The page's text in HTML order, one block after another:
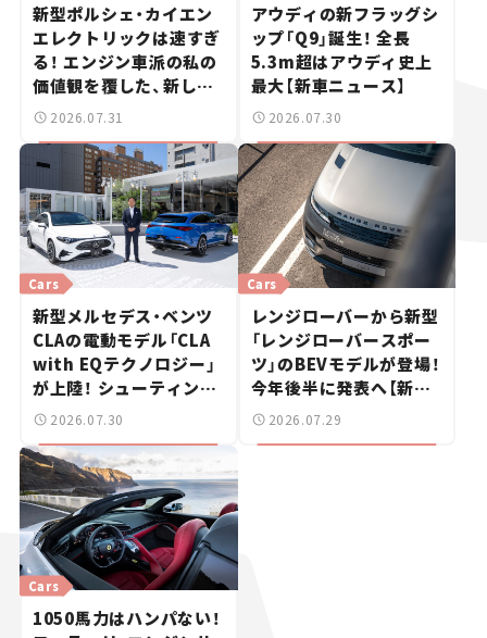
新型ポルシェ・カイエン
エレクトリックは速すぎ
る！ エンジン車派の私の
価値観を覆した、新しい
ポルシェの走り。
2026.07.31
アウディの新フラッグシ
ップ「Q9」誕生！ 全長
5.3m超はアウディ史上
最大【新車ニュース】
2026.07.30
Cars
新型メルセデス・ベンツ
CLAの電動モデル「CLA
with EQテクノロジー」
が上陸！ シューティング
ブレークも発売【新車ニ
2026.07.30
Cars
レンジローバーから新型
「レンジローバースポー
ツ」のBEVモデルが登場！
今年後半に発表へ【新車
ニュース】
2026.07.29
Cars
1050馬力はハンパない！